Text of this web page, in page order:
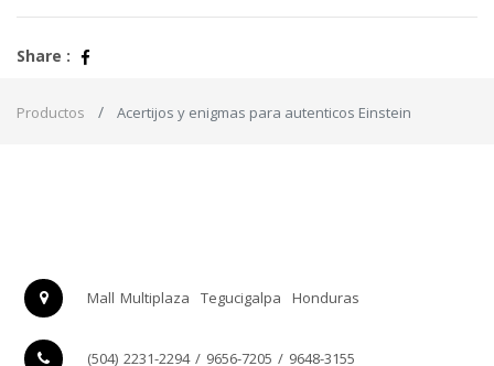
Share :
Productos Acertijos y enigmas para autenticos Einstein
Mall Multiplaza Tegucigalpa Honduras
(504) 2231-2294 / 9656-7205 / 9648-3155